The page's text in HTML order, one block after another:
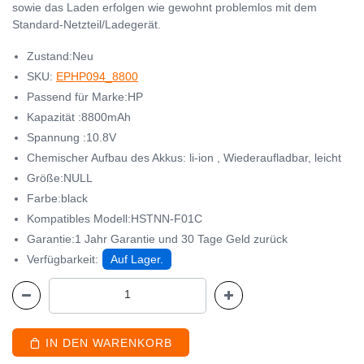
sowie das Laden erfolgen wie gewohnt problemlos mit dem
Standard-Netzteil/Ladegerät.
Zustand:Neu
SKU: EPHP094_8800
Passend für Marke:HP
Kapazität :8800mAh
Spannung :10.8V
Chemischer Aufbau des Akkus: li-ion , Wiederaufladbar, leicht
Größe:NULL
Farbe:black
Kompatibles Modell:HSTNN-F01C
Garantie:1 Jahr Garantie und 30 Tage Geld zurück
Verfügbarkeit:
Auf Lager.
IN DEN WARENKORB